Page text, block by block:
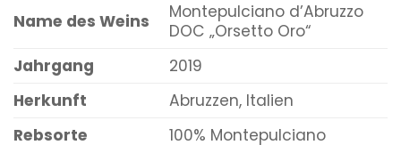
Name des Weins
Montepulciano d’Abruzzo
DOC „Orsetto Oro“
Jahrgang
2019
Herkunft
Abruzzen, Italien
Rebsorte
100% Montepulciano